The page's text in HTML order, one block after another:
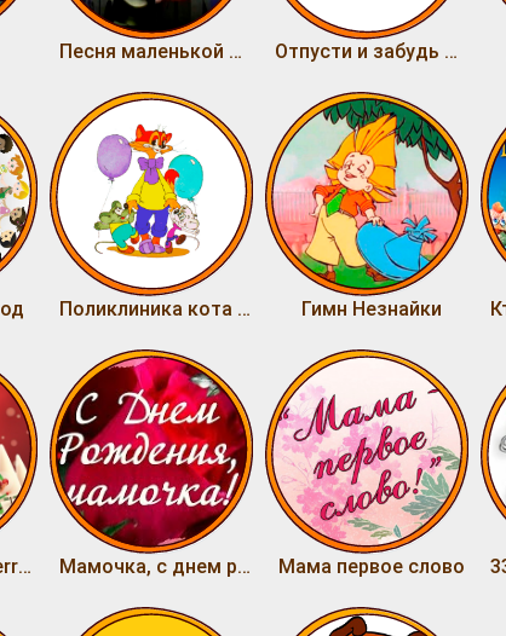
Песня маленькой Анны Отпусти и забудь Песня Эльзы
Поликлиника кота Леопольда Гимн Незнайки
We wish you a merry Christmas Мамочка, с днем рождения! Мама первое слово